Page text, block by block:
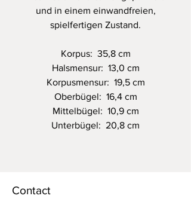
und in einem einwandfreien,
spielfertigen Zustand.
Korpus: 35,8 cm
Halsmensur: 13,0 cm
Korpusmensur: 19,5 cm
Oberbügel: 16,4 cm
Mittelbügel: 10,9 cm
Unterbügel: 20,8 cm
Contact